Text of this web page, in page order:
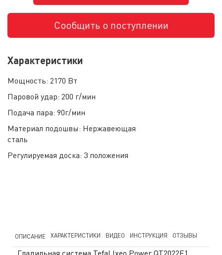
Сообщить о поступлении
Характеристики
Мощность: 2170 Вт
Паровой удар: 200 г/мин
Подача пара: 90г/мин
Материал подошвы: Нержавеющая
сталь
Регулируемая доска: 3 положения
ОПИСАНИЕ ХАРАКТЕРИСТИКИ ВИДЕО ИНСТРУКЦИЯ ОТЗЫВЫ